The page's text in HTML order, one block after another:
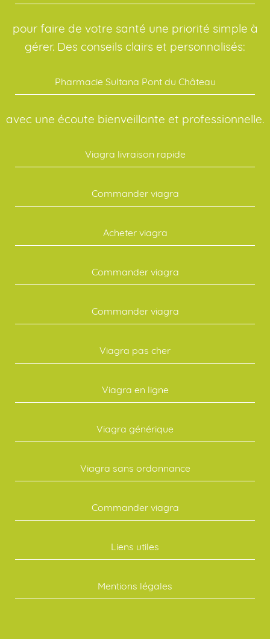
pour faire de votre santé une priorité simple à
gérer. Des conseils clairs et personnalisés:
Pharmacie Sultana Pont du Château
avec une écoute bienveillante et professionnelle.
Viagra livraison rapide
Commander viagra
Acheter viagra
Commander viagra
Commander viagra
Viagra pas cher
Viagra en ligne
Viagra générique
Viagra sans ordonnance
Commander viagra
Liens utiles
Mentions légales